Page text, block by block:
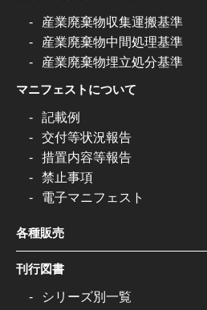
産業廃棄物収集運搬基準
産業廃棄物中間処理基準
産業廃棄物埋立処分基準
マニフェストについて
記載例
交付等状況報告
措置内容等報告
禁止事項
電子マニフェスト
各種販売
刊行図書
シリーズ別一覧